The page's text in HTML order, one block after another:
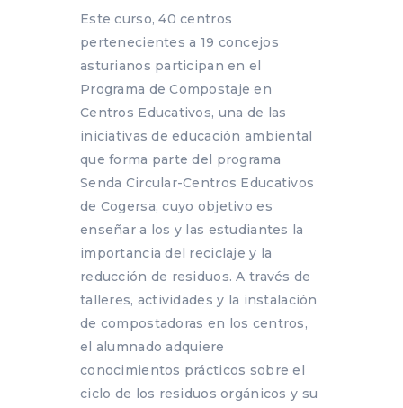
Este curso, 40 centros
pertenecientes a 19 concejos
asturianos participan en el
Programa de Compostaje en
Centros Educativos, una de las
iniciativas de educación ambiental
que forma parte del programa
Senda Circular-Centros Educativos
de Cogersa, cuyo objetivo es
enseñar a los y las estudiantes la
importancia del reciclaje y la
reducción de residuos. A través de
talleres, actividades y la instalación
de compostadoras en los centros,
el alumnado adquiere
conocimientos prácticos sobre el
ciclo de los residuos orgánicos y su